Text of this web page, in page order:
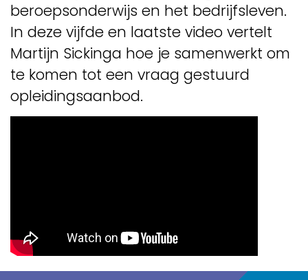
beroepsonderwijs en het bedrijfsleven.
In deze vijfde en laatste video vertelt
Martijn Sickinga hoe je samenwerkt om
te komen tot een vraag gestuurd
opleidingsaanbod.